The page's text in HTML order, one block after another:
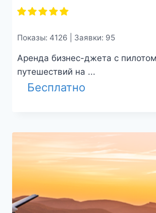
Показы: 4126 | Заявки: 95
Аренда бизнес-джета с
путешествий на ...
Бесплатно